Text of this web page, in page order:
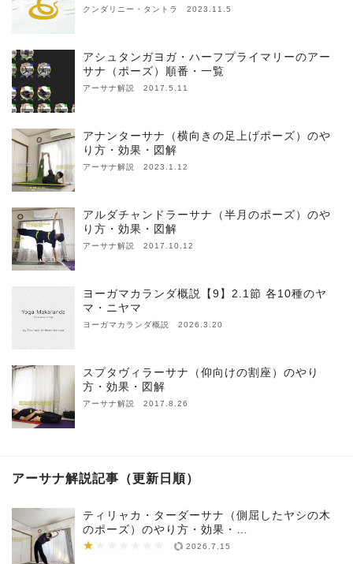
クンダリニー・タントラ 2023.11.5
アシュタンガヨガ・ハーフプライマリーのアー
サナ（ポーズ）順番・一覧
アーサナ解説 2017.5.11
アナンターサナ（横向きの足上げポーズ）のや
り方・効果・図解
アーサナ解説 2023.1.12
アルダチャンドラーサナ（半月のポーズ）のや
り方・効果・図解
アーサナ解説 2017.10.12
ヨーガマカランダ概説【9】2.1節 各10種のヤ
マ・ニヤマ
ヨーガマカランダ概説 2026.3.20
スプタヴィラーサナ（仰向けの割座）のやり
方・効果・図解
アーサナ解説 2017.8.26
アーサナ解説記事（更新日順）
ティリャカ・ターダーサナ（側屈したヤシの木
のポーズ）のやり方・効果・…
★
★★★★★★★ 2026.7.15